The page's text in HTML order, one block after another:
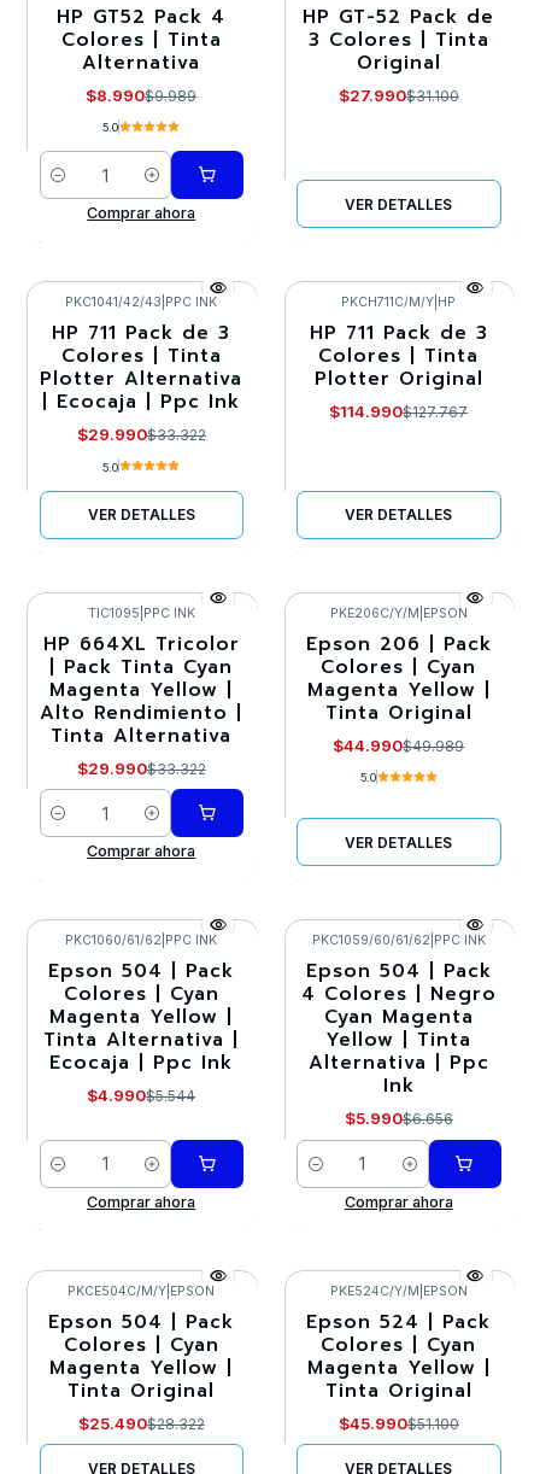
-10%
HP GT52 Pack 4
Colores | Tinta
Alternativa
$8.990$9.989
5.0
Cantidad
Comprar ahora
-10%
Agotado
HP GT-52 Pack de
3 Colores | Tinta
Original
$27.990$31.100
VER DETALLES
-10%
Agotado
PKC1041/42/43 PPC INK
HP 711 Pack de 3
Colores | Tinta
Plotter Alternativa
| Ecocaja | Ppc Ink
$29.990$33.322
5.0
VER DETALLES
-10%
Agotado
PKCH711C/M/Y HP
HP 711 Pack de 3
Colores | Tinta
Plotter Original
$114.990$127.767
VER DETALLES
-10%
TIC1095 PPC INK
HP 664XL Tricolor
| Pack Tinta Cyan
Magenta Yellow |
Alto Rendimiento |
Tinta Alternativa
$29.990$33.322
Cantidad
Comprar ahora
-10%
Agotado
PKE206C/Y/M EPSON
Epson 206 | Pack
Colores | Cyan
Magenta Yellow |
Tinta Original
$44.990$49.989
5.0
VER DETALLES
-10%
PKC1060/61/62 PPC INK
Epson 504 | Pack
Colores | Cyan
Magenta Yellow |
Tinta Alternativa |
Ecocaja | Ppc Ink
$4.990$5.544
Cantidad
Comprar ahora
-10%
PKC1059/60/61/62 PPC INK
Epson 504 | Pack
4 Colores | Negro
Cyan Magenta
Yellow | Tinta
Alternativa | Ppc
Ink
$5.990$6.656
Cantidad
Comprar ahora
-10%
Agotado
PKCE504C/M/Y EPSON
Epson 504 | Pack
Colores | Cyan
Magenta Yellow |
Tinta Original
$25.490$28.322
VER DETALLES
-10%
Agotado
PKE524C/Y/M EPSON
Epson 524 | Pack
Colores | Cyan
Magenta Yellow |
Tinta Original
$45.990$51.100
VER DETALLES